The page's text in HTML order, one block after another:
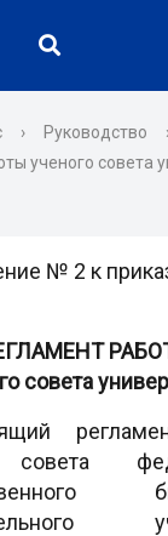
› Руководство
ученого совета
№ 2 к
совета